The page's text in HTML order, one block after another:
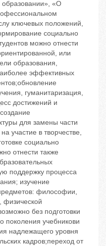
«О
ключевых положений,
социально
можно отнести
или
образования,
эффективных
гуманитаризация,
достижений и
для замены части
участие в творчестве,
социально
отнести также
поддержку процесса
изучение
философии,
физической
без подготовки
поколения учебникови
надлежащего уровня
кадров;переход от